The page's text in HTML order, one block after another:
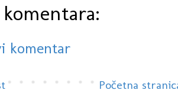
komentar
Početna